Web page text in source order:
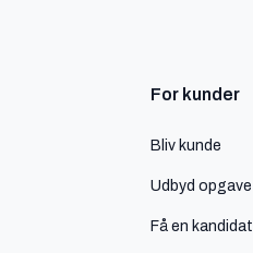
For kunder
Bliv kunde
Udbyd opgave
Få en kandidat